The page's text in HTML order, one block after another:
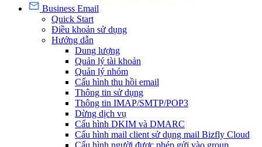
Business Email
Quick Start
Điều khoản sử dụng
Hướng dẫn
Dung lượng
Quản lý tài khoản
Quản lý nhóm
Cấu hình thu hồi email
Thông tin sử dụng
Thông tin IMAP/SMTP/POP3
Dừng dịch vụ
Cấu hình DKIM và DMARC
Cấu hình mail client sử dụng mail Bizfly Cloud
Cấu hình người được phép gửi vào group